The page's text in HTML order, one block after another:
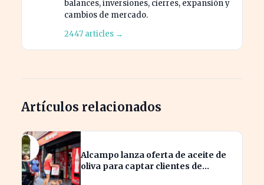
balances, inversiones, cierres, expansión y
cambios de mercado.
2447 articles →
Artículos relacionados
Alcampo lanza oferta de aceite de
oliva para captar clientes de